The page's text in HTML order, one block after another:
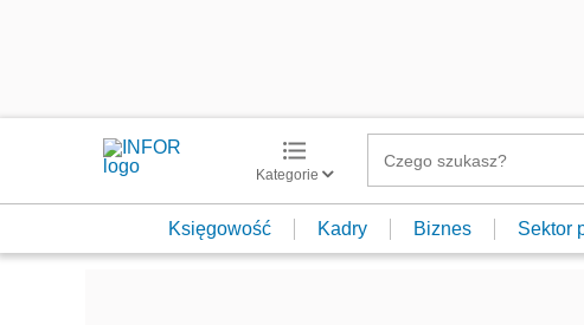
Kategorie
Księgowość Kadry Biznes Sektor